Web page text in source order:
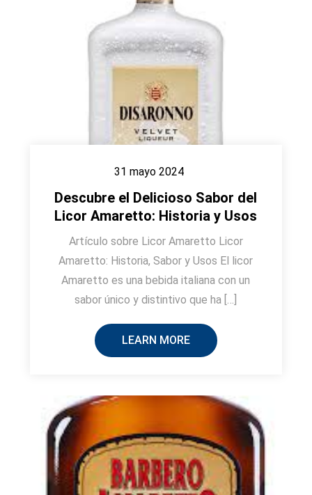
31 mayo 2024
Descubre el Delicioso Sabor del
Licor Amaretto: Historia y Usos
Artículo sobre Licor Amaretto Licor
Amaretto: Historia, Sabor y Usos El licor
Amaretto es una bebida italiana con un
sabor único y distintivo que ha […]
LEARN MORE